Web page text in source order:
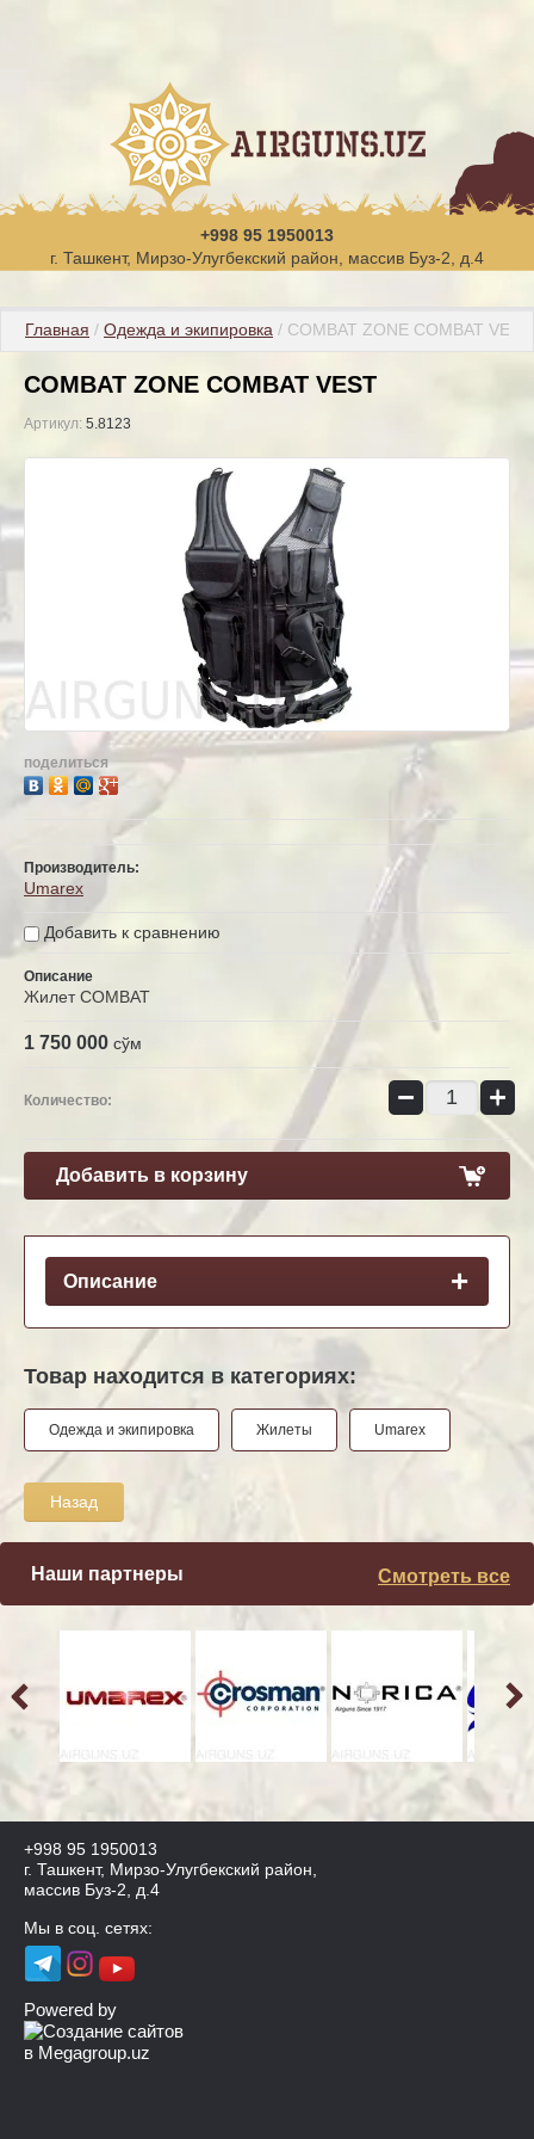
+998 95 1950013
г. Ташкент, Мирзо-Улугбекский район, массив Буз-2, д.4
Главная / Одежда и экипировка / COMBAT ZONE COMBAT VEST
COMBAT ZONE COMBAT VEST
Артикул: 5.8123
поделиться
Производитель:
Umarex
Добавить к сравнению
Описание
Жилет COMBAT
1 750 000 сўм
Количество: − +
Добавить в корзину
Описание
Товар находится в категориях:
Одежда и экипировка Жилеты Umarex
Назад
Наши партнеры Смотреть все
+998 95 1950013
г. Ташкент, Мирзо-Улугбекский район,
массив Буз-2, д.4
Мы в соц. сетях:
Powered by